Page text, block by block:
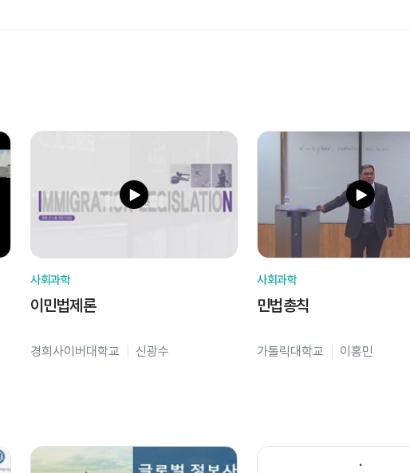
사회과학
이민법제론
경희사이버대학교 신광수
사회과학
민법총칙
가톨릭대학교 이홍민